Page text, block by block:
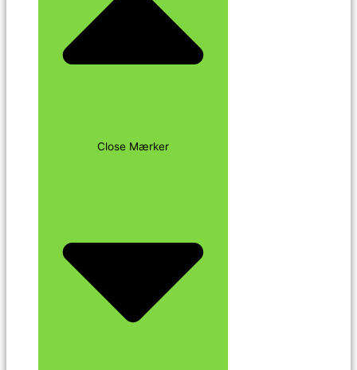
Close Mærker